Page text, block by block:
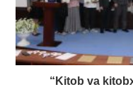
“Kitob va